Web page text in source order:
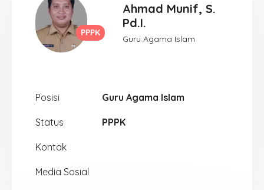
PPPK
Ahmad Munif, S.
Pd.I.
Guru Agama Islam
Posisi Guru Agama Islam
Status PPPK
Kontak
Media Sosial